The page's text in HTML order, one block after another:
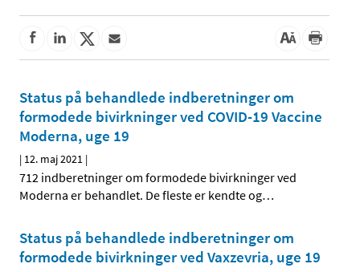
Status på behandlede indberetninger om
formodede bivirkninger ved COVID-19 Vaccine
Moderna, uge 19
| 12. maj 2021 |
712 indberetninger om formodede bivirkninger ved
Moderna er behandlet. De fleste er kendte og…
Status på behandlede indberetninger om
formodede bivirkninger ved Vaxzevria, uge 19